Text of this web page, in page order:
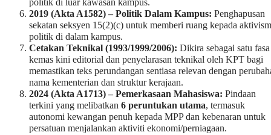
politik di luar kawasan kampus.
2019 (Akta A1582) – Politik Dalam Kampus: Penghapusan
sekatan seksyen 15(2)(c) untuk memberi ruang kepada
politik di dalam kampus.
Cetakan Teknikal (1993/1999/2006): Dikira sebagai satu fasa
kemas kini editorial dan penyelarasan teknikal oleh KPT bagi
memastikan teks perundangan sentiasa relevan dengan
nama kementerian dan struktur kerajaan.
2024 (Akta A1713) – Pemerkasaan Mahasiswa: Pindaan
terkini yang melibatkan 6 peruntukan utama, termasuk
autonomi kewangan penuh kepada MPP dan kebenaran untuk
persatuan menjalankan aktiviti ekonomi/perniagaan.